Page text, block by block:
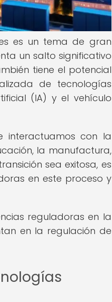
es un tema de gran
un salto significativo
tiene el potencial
de tecnologías
(IA) y el vehículo
interactuamos con la
la manufactura,
sea exitosa, es
en este proceso y
reguladoras en la
en la regulación de